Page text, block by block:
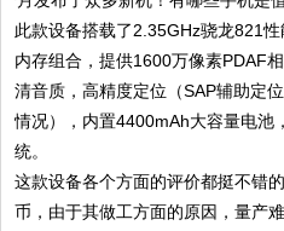
此款设备搭载了2.35GHz骁龙821
内存组合，提供1600万像素PDAF
清音质，高精度定位（SAP辅助定
情况），内置4400mAh大容量电池
统。
这款设备各个方面的评价都挺不错
币，由于其做工方面的原因，量产